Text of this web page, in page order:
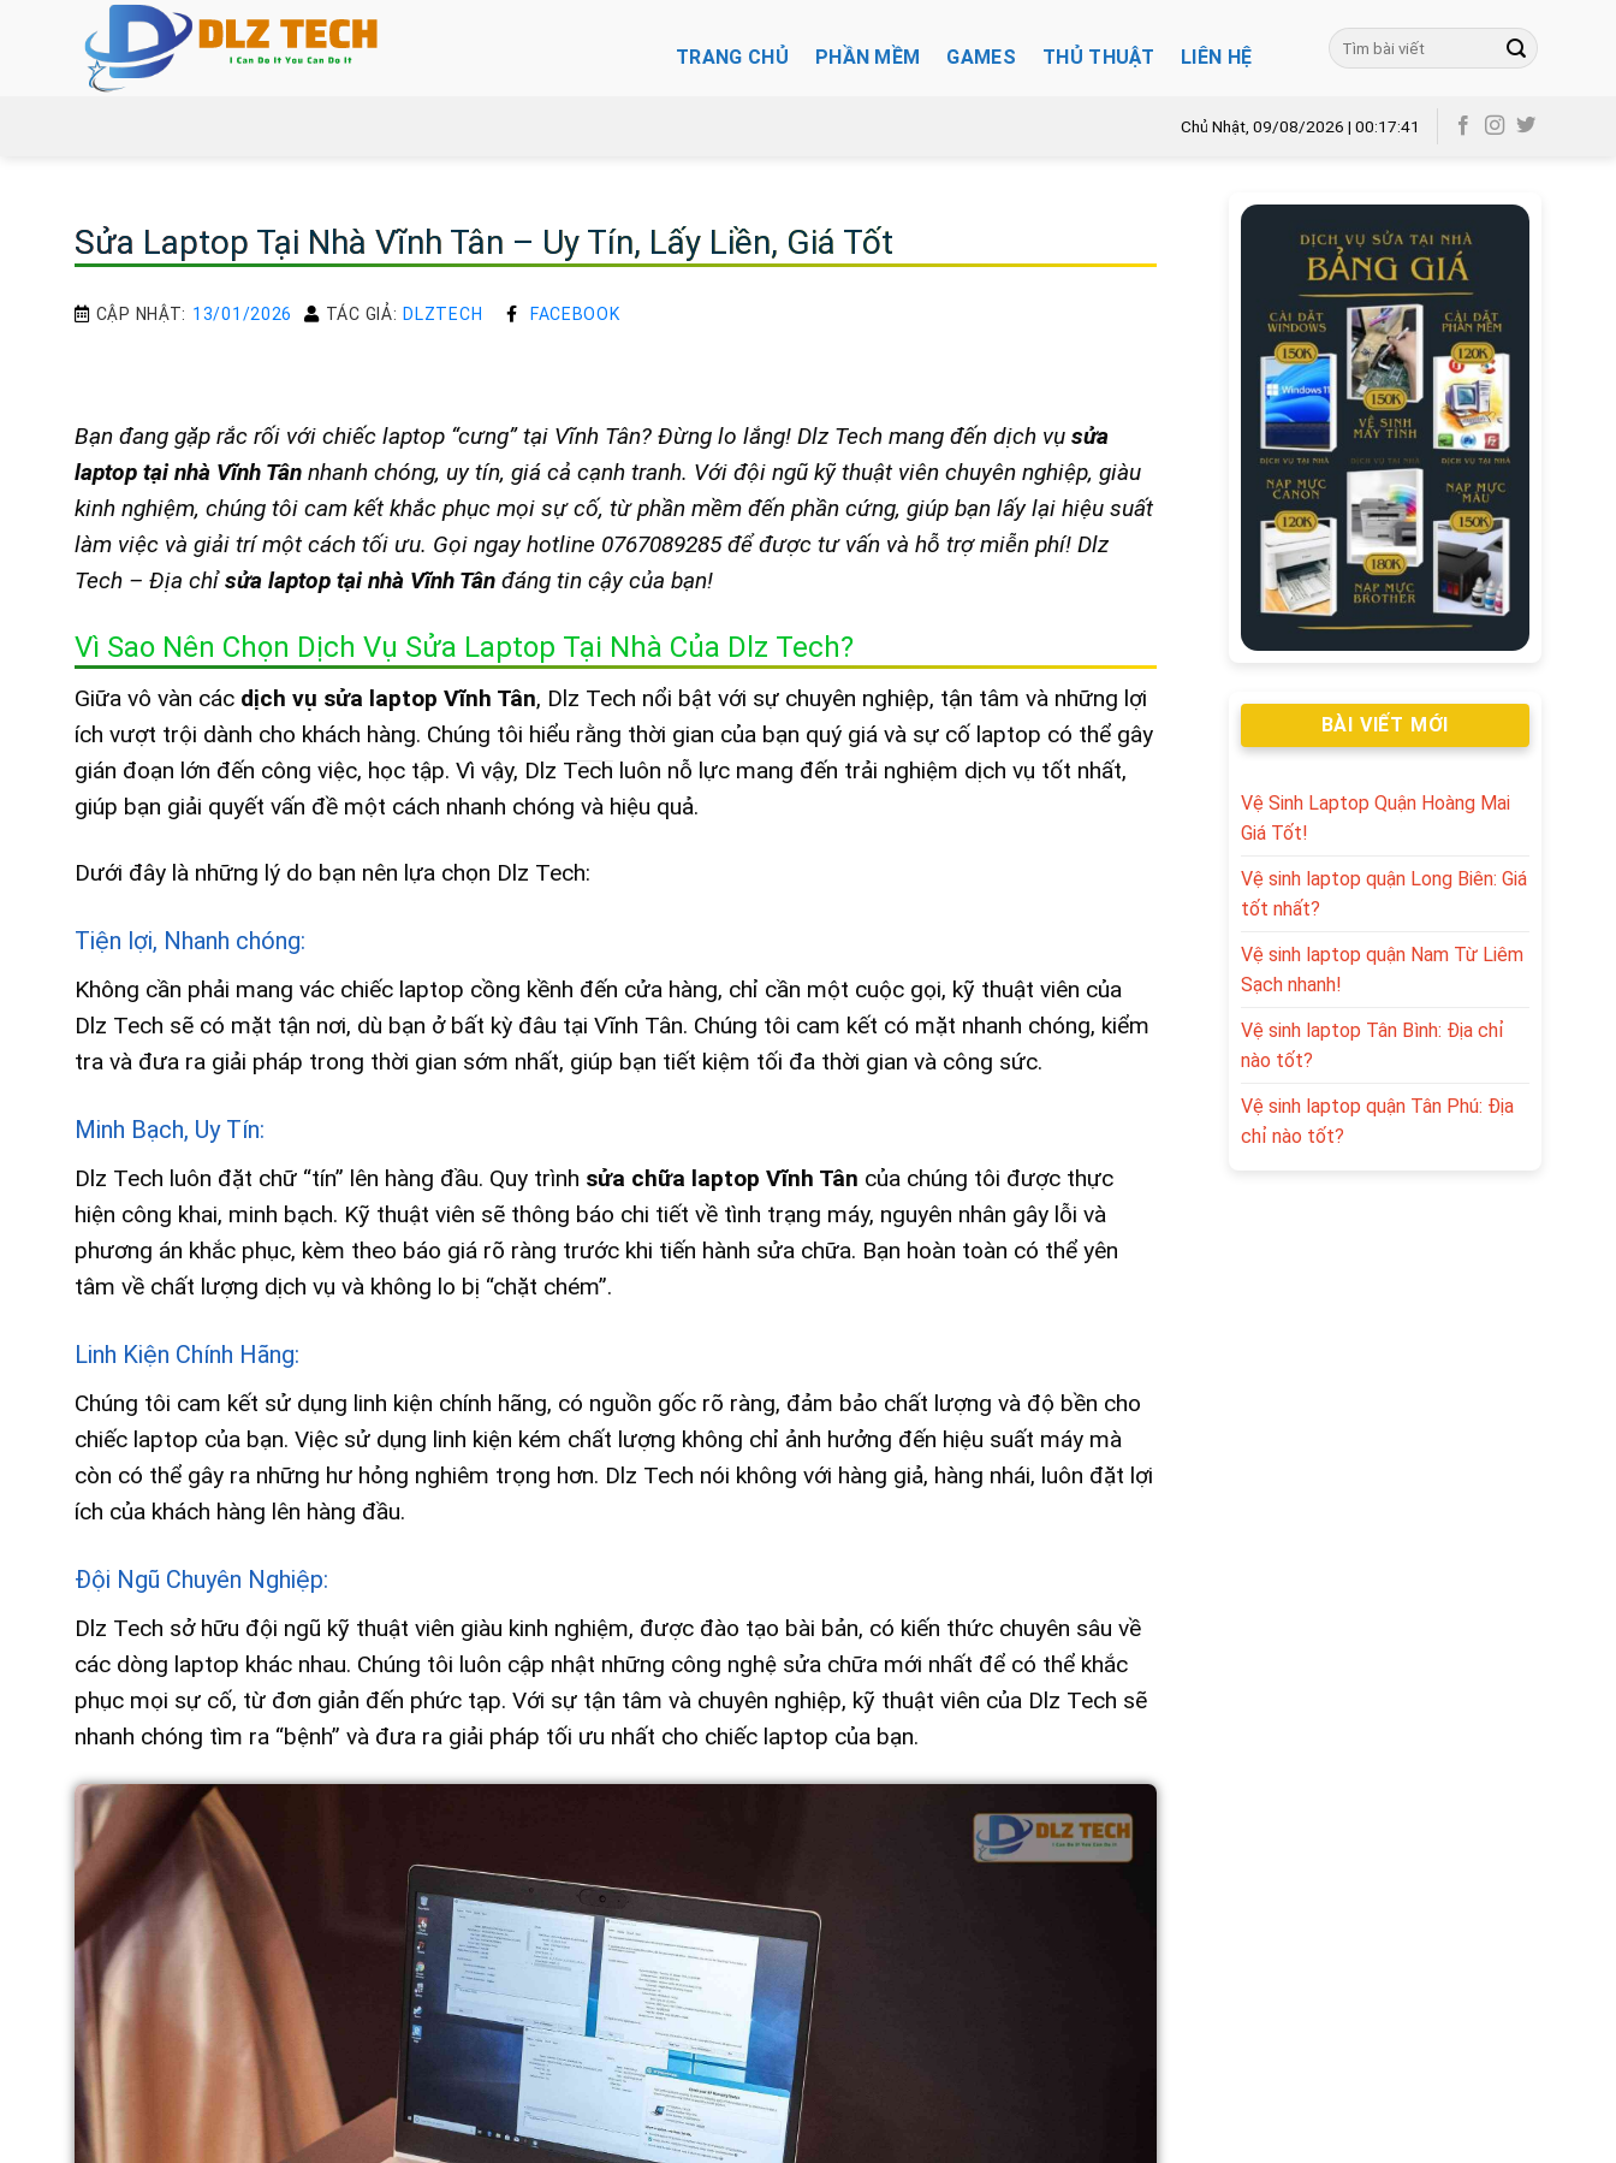
TRANG CHỦ PHẦN MỀM GAMES THỦ THUẬT LIÊN HỆ
Chủ Nhật, 09/08/2026 | 00:17:43
Sửa Laptop Tại Nhà Vĩnh Tân – Uy Tín, Lấy Liền, Giá Tốt
CẬP NHẬT: 13/01/2026 TÁC GIẢ: DLZTECH FACEBOOK
Bạn đang gặp rắc rối với chiếc laptop “cưng” tại Vĩnh Tân? Đừng lo lắng! Dlz Tech mang đến dịch vụ sửa
laptop tại nhà Vĩnh Tân nhanh chóng, uy tín, giá cả cạnh tranh. Với đội ngũ kỹ thuật viên chuyên nghiệp, giàu
kinh nghiệm, chúng tôi cam kết khắc phục mọi sự cố, từ phần mềm đến phần cứng, giúp bạn lấy lại hiệu suất
làm việc và giải trí một cách tối ưu. Gọi ngay hotline 0767089285 để được tư vấn và hỗ trợ miễn phí! Dlz
Tech – Địa chỉsửa laptop tại nhà Vĩnh Tân đáng tin cậy của bạn!
Vì Sao Nên Chọn Dịch Vụ Sửa Laptop Tại Nhà Của Dlz Tech?
Giữa vô vàn các dịch vụ sửa laptop Vĩnh Tân, Dlz Tech nổi bật với sự chuyên nghiệp, tận tâm và những lợi
ích vượt trội dành cho khách hàng. Chúng tôi hiểu rằng thời gian của bạn quý giá và sự cố laptop có thể gây
gián đoạn lớn đến công việc, học tập. Vì vậy, Dlz Tech luôn nỗ lực mang đến trải nghiệm dịch vụ tốt nhất,
giúp bạn giải quyết vấn đề một cách nhanh chóng và hiệu quả.
Dưới đây là những lý do bạn nên lựa chọn Dlz Tech:
Tiện lợi, Nhanh chóng:
Không cần phải mang vác chiếc laptop cồng kềnh đến cửa hàng, chỉ cần một cuộc gọi, kỹ thuật viên của
Dlz Tech sẽ có mặt tận nơi, dù bạn ở bất kỳ đâu tại Vĩnh Tân. Chúng tôi cam kết có mặt nhanh chóng, kiểm
tra và đưa ra giải pháp trong thời gian sớm nhất, giúp bạn tiết kiệm tối đa thời gian và công sức.
Minh Bạch, Uy Tín:
Dlz Tech luôn đặt chữ “tín” lên hàng đầu. Quy trình sửa chữa laptop Vĩnh Tân của chúng tôi được thực
hiện công khai, minh bạch. Kỹ thuật viên sẽ thông báo chi tiết về tình trạng máy, nguyên nhân gây lỗi và
phương án khắc phục, kèm theo báo giá rõ ràng trước khi tiến hành sửa chữa. Bạn hoàn toàn có thể yên
tâm về chất lượng dịch vụ và không lo bị “chặt chém”.
Linh Kiện Chính Hãng:
Chúng tôi cam kết sử dụng linh kiện chính hãng, có nguồn gốc rõ ràng, đảm bảo chất lượng và độ bền cho
chiếc laptop của bạn. Việc sử dụng linh kiện kém chất lượng không chỉ ảnh hưởng đến hiệu suất máy mà
còn có thể gây ra những hư hỏng nghiêm trọng hơn. Dlz Tech nói không với hàng giả, hàng nhái, luôn đặt lợi
ích của khách hàng lên hàng đầu.
Đội Ngũ Chuyên Nghiệp:
Dlz Tech sở hữu đội ngũ kỹ thuật viên giàu kinh nghiệm, được đào tạo bài bản, có kiến thức chuyên sâu về
các dòng laptop khác nhau. Chúng tôi luôn cập nhật những công nghệ sửa chữa mới nhất để có thể khắc
phục mọi sự cố, từ đơn giản đến phức tạp. Với sự tận tâm và chuyên nghiệp, kỹ thuật viên của Dlz Tech sẽ
nhanh chóng tìm ra “bệnh” và đưa ra giải pháp tối ưu nhất cho chiếc laptop của bạn.
BÀI VIẾT MỚI
Vệ Sinh Laptop Quận Hoàng Mai
Giá Tốt!
Vệ sinh laptop quận Long Biên: Giá
tốt nhất?
Vệ sinh laptop quận Nam Từ Liêm
Sạch nhanh!
Vệ sinh laptop Tân Bình: Địa chỉ
nào tốt?
Vệ sinh laptop quận Tân Phú: Địa
chỉ nào tốt?